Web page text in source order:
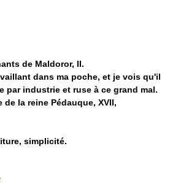
de Maldoror, II.
dans ma poche, et je vois qu'il
par industrie et ruse à ce grand mal.
de la reine Pédauque, XVII,
simplicité.